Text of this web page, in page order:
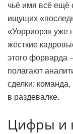
чьё имя всё ещё
ищущих
«Уорриорз» уже
жёсткие
этого форварда
полагают
сделки: команда,
в раздевалке.
Цифры и